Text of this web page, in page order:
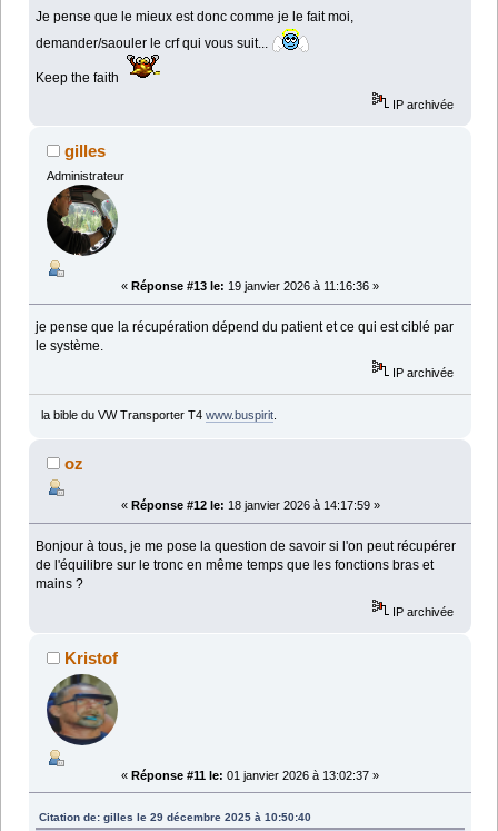
Je pense que le mieux est donc comme je le fait moi,
demander/saouler le crf qui vous suit...
Keep the faith
IP archivée
gilles
Administrateur
« Réponse #13 le: 19 janvier 2026 à 11:16:36 »
je pense que la récupération dépend du patient et ce qui est ciblé par
le système.
IP archivée
la bible du VW Transporter T4 www.buspirit.
oz
« Réponse #12 le: 18 janvier 2026 à 14:17:59 »
Bonjour à tous, je me pose la question de savoir si l'on peut récupérer
de l'équilibre sur le tronc en même temps que les fonctions bras et
mains ?
IP archivée
Kristof
« Réponse #11 le: 01 janvier 2026 à 13:02:37 »
Citation de: gilles le 29 décembre 2025 à 10:50:40